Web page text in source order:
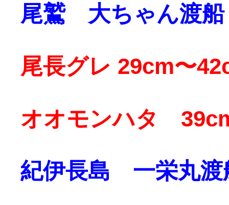
尾鷲 大ちゃん渡船
尾長グレ 29cm〜
オオモンハタ
紀伊長島 一栄丸渡